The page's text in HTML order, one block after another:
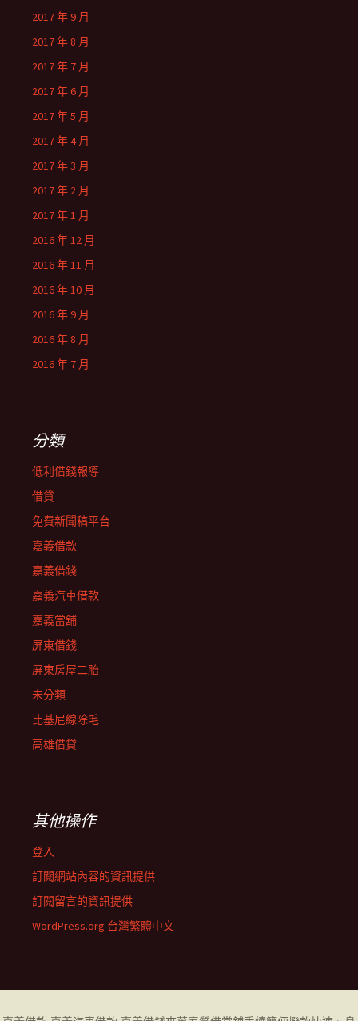
2017 年 9 月
2017 年 8 月
2017 年 7 月
2017 年 6 月
2017 年 5 月
2017 年 4 月
2017 年 3 月
2017 年 2 月
2017 年 1 月
2016 年 12 月
2016 年 11 月
2016 年 10 月
2016 年 9 月
2016 年 8 月
2016 年 7 月
分類
低利借錢報導
借貸
免費新聞稿平台
嘉義借款
嘉義借錢
嘉義汽車借款
嘉義當舖
屏東借錢
屏東房屋二胎
未分類
比基尼線除毛
高雄借貸
其他操作
登入
訂閱網站內容的資訊提供
訂閱留言的資訊提供
WordPress.org 台灣繁體中文